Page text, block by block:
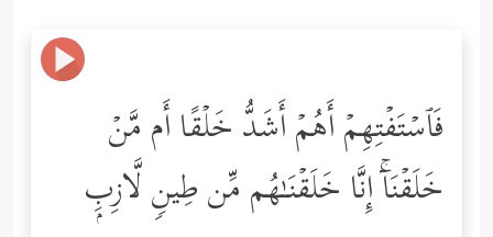
فَٱسۡتَفۡتِهِمۡ أَهُمۡ أَشَدُّ خَلۡقًا أَم مَّنۡ
خَلَقۡنَاۤۚ إِنَّا خَلَقۡنَـٰهُم مِّن طِینࣲ لَّازِبِۭ